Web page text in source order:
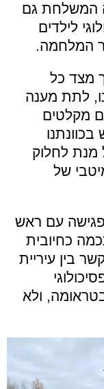
המשלחת גם
לילדים
המלחמה.
מצד כל
לתת מענה
מקלטים
בכוונתנו
מנת לחלוק
של
עם ראש
כחיובית
בין עיריית
ולא